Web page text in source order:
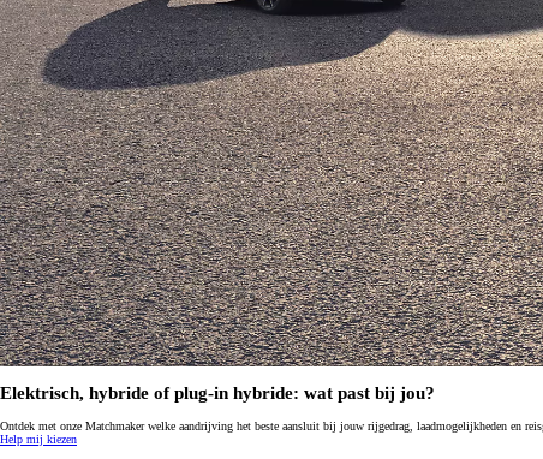
Vanaf € 37.995,-
€ 234,43 p/m*
RAV4
PLUG-IN HYBRIDE
Elektrisch, hybride of plug-in hybride: wat past bij jou?
Ontdek met onze Matchmaker welke aandrijving het beste aansluit bij jouw rijgedrag, laadmogelijkheden en
Help mij kiezen